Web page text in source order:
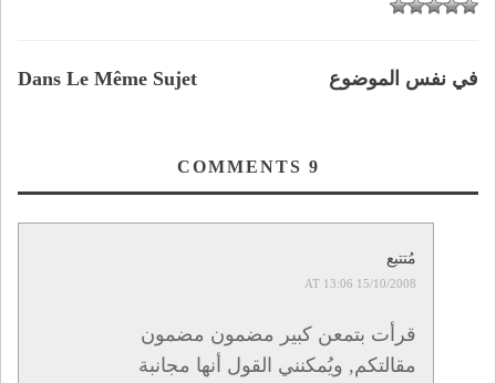
Dans Le Même Sujet في نفس الموضوع
9
مُتتبع
15/10/2008 AT 13:06
قرأت بتمعن كبير مضمون مضمون
مقالتكم, ويُمكنني القول أنها مجانبة